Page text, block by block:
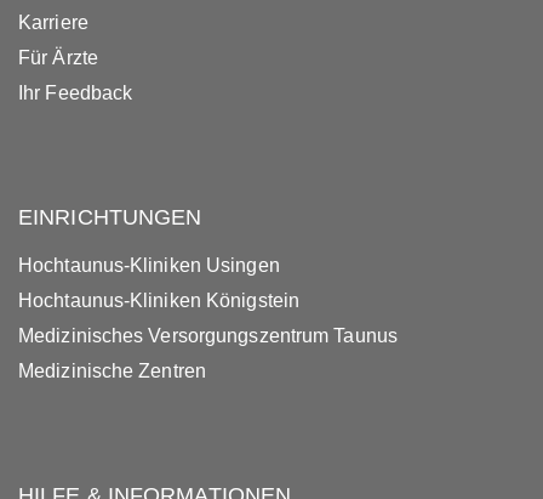
Karriere
Für Ärzte
Ihr Feedback
EINRICHTUNGEN
Hochtaunus-Kliniken Usingen
Hochtaunus-Kliniken Königstein
Medizinisches Versorgungszentrum Taunus
Medizinische Zentren